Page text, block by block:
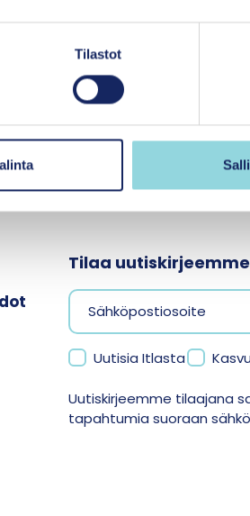
Tilastot
Tilaa uutiskirjeemme
Uutisia Itlasta
Uutiskirjeemme tilaajana
tapahtumia suoraan